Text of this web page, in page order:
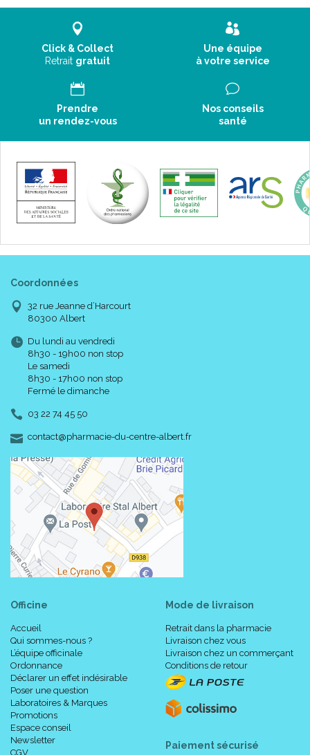
Click & Collect
Retrait gratuit
Une équipe
à votre service
Prendre
un rendez-vous
Nos conseils
santé
Coordonnées
32 rue Jeanne d’Harcourt
80300 Albert
Du lundi au vendredi
8h30 - 19h00 non stop
Le samedi
8h30 - 17h00 non stop
Fermé le dimanche
03 22 74 45 50
contact-
@-
pharmacie-du-centre-albert.fr
Officine
Accueil
Qui sommes-nous ?
L’équipe officinale
Ordonnance
Déclarer un effet indésirable
Poser une question
Laboratoires & Marques
Promotions
Espace conseil
Newsletter
CGV
Mode de livraison
Retrait dans la pharmacie
Livraison chez vous
Livraison chez un commerçant
Conditions de retour
Paiement sécurisé